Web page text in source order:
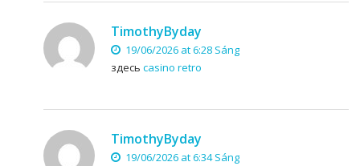
TimothyByday
19/06/2026 at 6:28 Sáng
здесь casino retro
TimothyByday
19/06/2026 at 6:34 Sáng